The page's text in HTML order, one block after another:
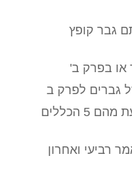
גבר קופץ
או בפרק ב'
גברים לפרק ב
רוצה גם לדעת מהם 5 הכללים
רביעי ואחרון